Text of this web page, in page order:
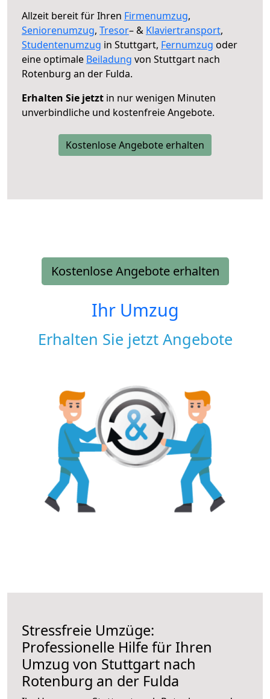
Allzeit bereit für Ihren Firmenumzug,
Seniorenumzug, Tresor– & Klaviertransport,
Studentenumzug in Stuttgart, Fernumzug oder
eine optimale Beiladung von Stuttgart nach
Rotenburg an der Fulda.
Erhalten Sie jetzt in nur wenigen Minuten
unverbindliche und kostenfreie Angebote.
Kostenlose Angebote erhalten
Kostenlose Angebote erhalten
Ihr Umzug
Erhalten Sie jetzt Angebote
Stressfreie Umzüge:
Professionelle Hilfe für Ihren
Umzug von Stuttgart nach
Rotenburg an der Fulda